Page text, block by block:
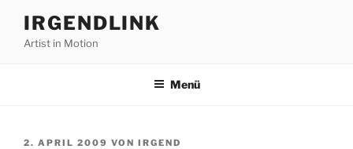
Inhalt
springen
IRGENDLINK
Artist in Motion
Menü
VERÖFFENTLICHT
2. APRIL 2009 VON IRGEND